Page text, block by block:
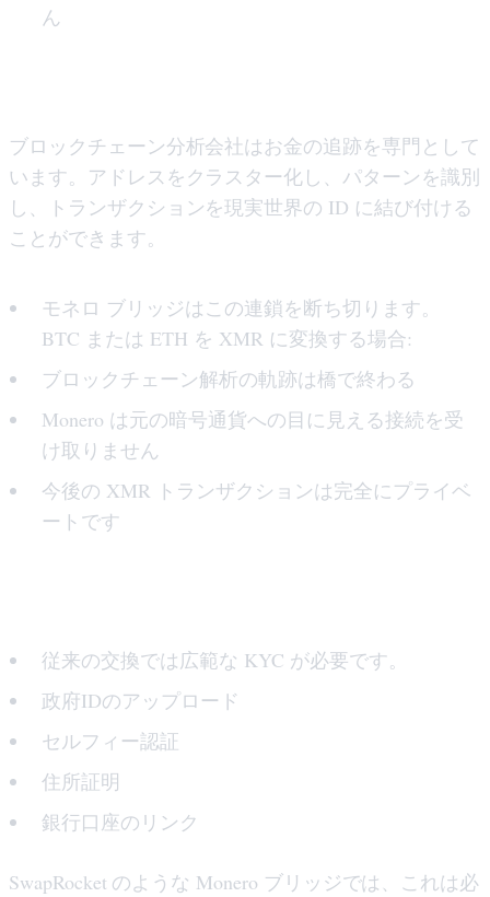
ん
ブロックチェーン分析会社はお金の追跡を専門として
います。アドレスをクラスター化し、パターンを識別
し、トランザクションを現実世界の ID に結び付ける
ことができます。
モネロ ブリッジはこの連鎖を断ち切ります。
BTC または ETH を XMR に変換する場合:
ブロックチェーン解析の軌跡は橋で終わる
Monero は元の暗号通貨への目に見える接続を受
け取りません
今後の XMR トランザクションは完全にプライベ
ートです
従来の交換では広範な KYC が必要です。
政府IDのアップロード
セルフィー認証
住所証明
銀行口座のリンク
SwapRocket のような Monero ブリッジでは、これは必